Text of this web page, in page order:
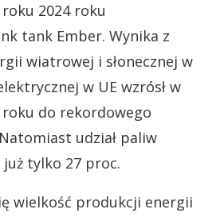
2024 roku
tank Ember. Wynika z
wiatrowej i słonecznej w
w UE wzrósł w
roku do rekordowego
udział paliw
już tylko 27 proc.
wielkość produkcji energii